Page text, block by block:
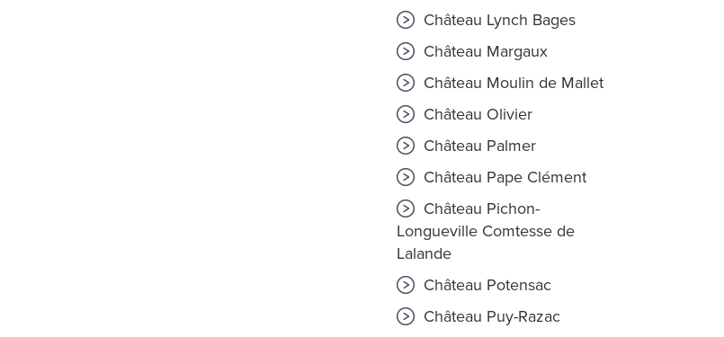
Château Lynch Bages
Château Margaux
Château Moulin de Mallet
Château Olivier
Château Palmer
Château Pape Clément
Château Pichon-
Longueville Comtesse de
Lalande
Château Potensac
Château Puy-Razac